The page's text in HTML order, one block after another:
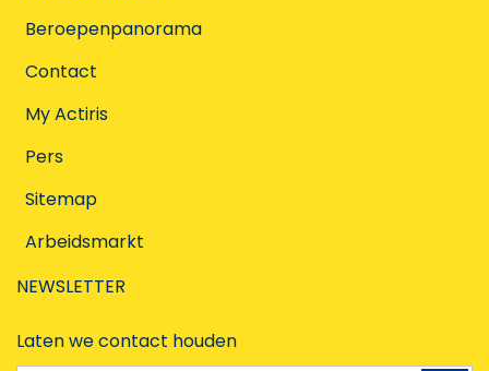
Beroepenpanorama
Contact
My Actiris
Pers
Sitemap
Arbeidsmarkt
NEWSLETTER
Laten we contact houden